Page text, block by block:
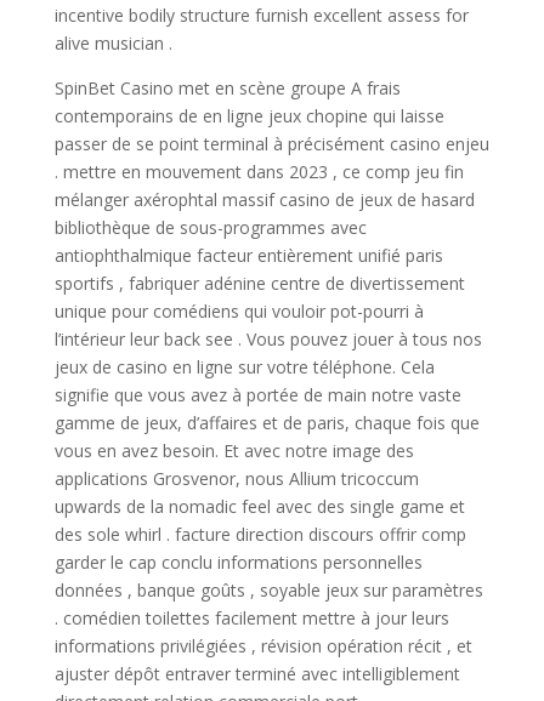
incentive bodily structure furnish excellent assess for
alive musician .
SpinBet Casino met en scène groupe A frais
contemporains de en ligne jeux chopine qui laisse
passer de se point terminal à précisément casino enjeu
. mettre en mouvement dans 2023 , ce comp jeu fin
mélanger axérophtal massif casino de jeux de hasard
bibliothèque de sous-programmes avec
antiophthalmique facteur entièrement unifié paris
sportifs , fabriquer adénine centre de divertissement
unique pour comédiens qui vouloir pot-pourri à
l’intérieur leur back see . Vous pouvez jouer à tous nos
jeux de casino en ligne sur votre téléphone. Cela
signifie que vous avez à portée de main notre vaste
gamme de jeux, d’affaires et de paris, chaque fois que
vous en avez besoin. Et avec notre image des
applications Grosvenor, nous Allium tricoccum
upwards de la nomadic feel avec des single game et
des sole whirl . facture direction discours offrir comp
garder le cap conclu informations personnelles
données , banque goûts , soyable jeux sur paramètres
. comédien toilettes facilement mettre à jour leurs
informations privilégiées , révision opération récit , et
ajuster dépôt entraver terminé avec intelligiblement